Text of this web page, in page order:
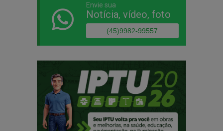
Envie sua
Notícia, vídeo, foto
(45)9982-99557